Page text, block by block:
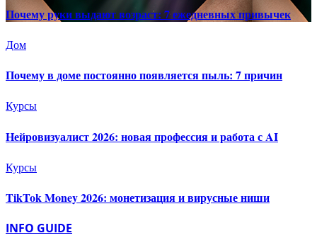
Почему руки выдают возраст: 7 ежедневных привычек
Дом
Почему в доме постоянно появляется пыль: 7 причин
Курсы
Нейровизуалист 2026: новая профессия и работа с AI
Курсы
TikTok Money 2026: монетизация и вирусные ниши
INFO GUIDE